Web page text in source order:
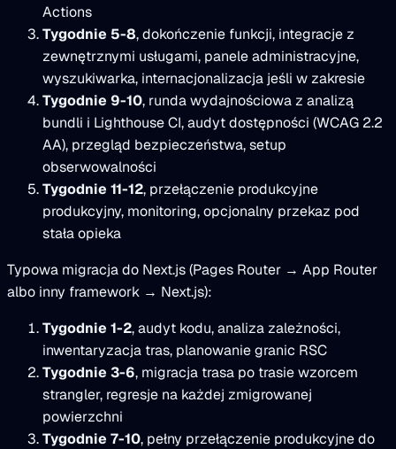
Actions
Tygodnie 5-8, dokończenie funkcji, integracje z
zewnętrznymi usługami, panele administracyjne,
wyszukiwarka, internacjonalizacja jeśli w zakresie
Tygodnie 9-10, runda wydajnościowa z analizą
bundli i Lighthouse CI, audyt dostępności (WCAG 2.2
AA), przegląd bezpieczeństwa, setup
obserwowalności
Tygodnie 11-12, przełączenie produkcyjne
produkcyjny, monitoring, opcjonalny przekaz pod
stała opieka
Typowa migracja do Next.js (Pages Router → App Router
albo inny framework → Next.js):
Tygodnie 1-2, audyt kodu, analiza zależności,
inwentaryzacja tras, planowanie granic RSC
Tygodnie 3-6, migracja trasa po trasie wzorcem
strangler, regresje na każdej zmigrowanej
powierzchni
Tygodnie 7-10, pełny przełączenie produkcyjne do